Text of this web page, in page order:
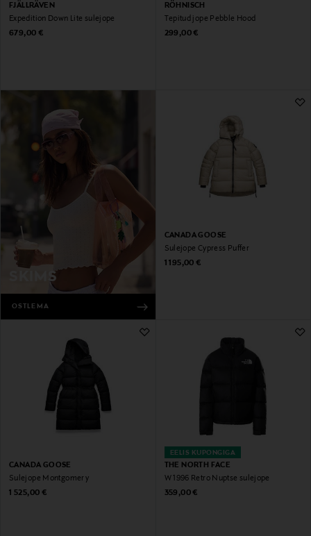
FJÄLLRÄVEN
Expedition Down Lite sulejope
Original Price
679,00 €
RÖHNISCH
Tepitud jope Pebble Hood
Original Price
299,00 €
SKIMS
OSTLEMA
CANADA GOOSE
Sulejope Cypress Puffer
Original Price
1 195,00 €
CANADA GOOSE
Sulejope Montgomery
Original Price
1 525,00 €
EELIS KUPONGIGA
THE NORTH FACE
W 1996 Retro Nuptse sulejope
Original Price
359,00 €